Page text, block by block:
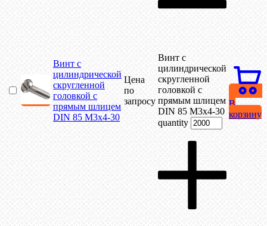
Винт с
цилиндрической
скругленной
головкой с
прямым шлицем
DIN 85 М3х4-30
Цена
по
запросу
Винт с
цилиндрической
скругленной
головкой с
прямым шлицем
DIN 85 М3х4-30
quantity
В
корзину